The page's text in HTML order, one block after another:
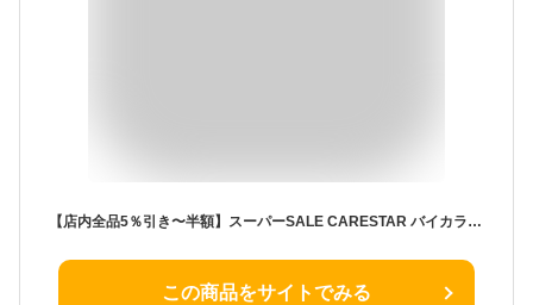
【店内全品5％引き〜半額】スーパーSALE CARESTAR バイカラームース ハンドルカバー おしゃれ かわいい パステル ツートン くすみカラー アースカラー Sサイズ ラパン ハスラー キャンバス ココア ワゴンR アクア ステアリング 軽自動車 普通車 z-style ケアスター
この商品をサイトでみる